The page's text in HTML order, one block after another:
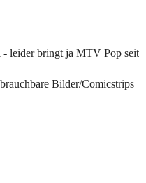
- leider bringt ja MTV Pop seit
Bilder/Comicstrips